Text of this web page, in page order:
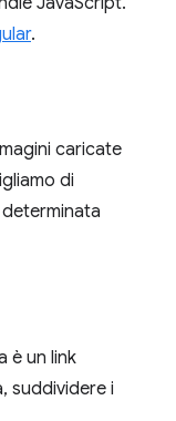
.
caricate
di
è un link
suddividere i